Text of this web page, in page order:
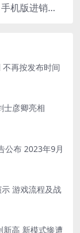
PHP进销存源码ERP多仓库管理系统 手机版进销存 php网络版进销存小程序
不再按发布时间
士彦卿亮相
公布 2023年9月
示 游戏流程及战
新高 新模式惨遭